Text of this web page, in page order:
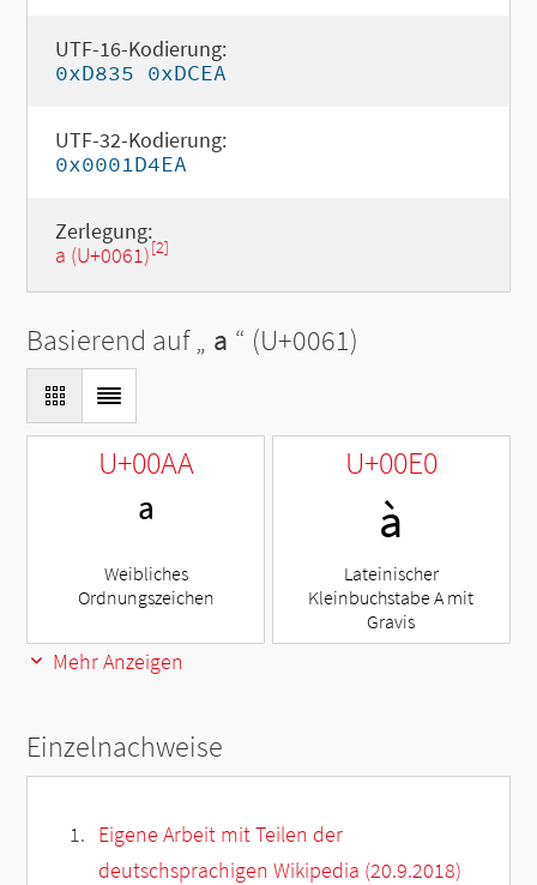
UTF-16-Kodierung:
0xD835 0xDCEA
UTF-32-Kodierung:
0x0001D4EA
Zerlegung:
a (U+0061)[2]
Basierend auf „ a “ (U+0061)
U+00AA
ª
Weibliches
Ordnungszeichen
U+00E0
à
Lateinischer
Kleinbuchstabe A mit
Gravis
Mehr Anzeigen
Einzelnachweise
Eigene Arbeit mit Teilen der
deutschsprachigen Wikipedia (20.9.2018)